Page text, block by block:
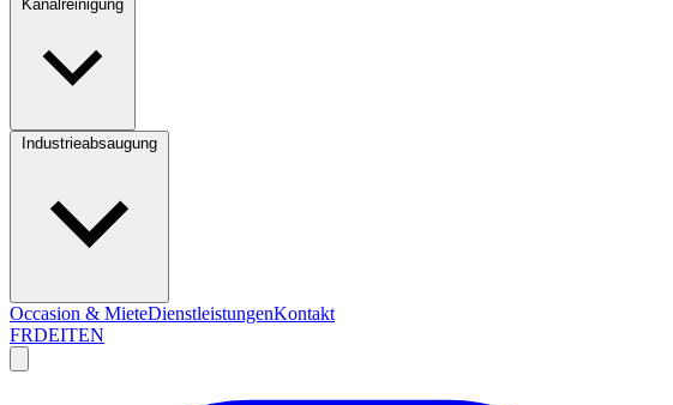
Occasion & MieteDienstleistungenKontakt
FRDEITEN